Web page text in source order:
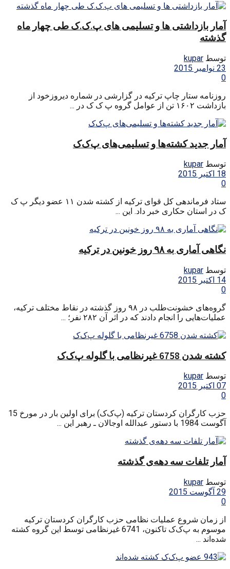
آمار بازداشتی ها و تسلیمی های پ.ک.ک طی چهار ماه
گذشته
توسط kupar
23 نوامبر 2015
0
روزنامه ستار چاپ ترکیه در گزارشی در شماره دیروزخود از
بازداشت ۱۶۰۲ تن از عوامل گروه پ ک ک در ...
آمار جدید کشته‌ها و تسلیمی‌های پ‌ک‌ک
توسط kupar
18 اکتبر 2015
0
ستاد فرماندهی کل قوای ترکیه از کشته شدن ۱۱ عضو دیگر پ ک
ک در استان حکاری خبر داد. این ...
نگاهی آماری به ۹۸ روز خونین در ترکیه
توسط kupar
14 اکتبر 2015
0
گروه‌های خشونت‌طلب در ۹۸ روز گذشته در نقاط مختلف ترکیه،
عملیات‌هایی را انجام دادند که در اثر آن ۲۸۲ نفر؛ ...
کشته شدن 6758 غیرنظامی با گلوله پ‌ک‌ک
توسط kupar
07 اکتبر 2015
0
حزب کارگران کردستان ترکیه (پ‌ک‌ک) برای اولین بار در مورخ 15
آگوست 1984 با دستور عبدالله اوجالان ـ رهبر این ...
آمار تلفات سه دهه‌ی گذشته
توسط kupar
29 آگوست 2015
0
از زمان شروع عملیات نظامی حزب کارگران کردستان ترکیه
موسوم به پ‌ک‌ک تاکنون، 6741 غیرنظامی توسط این گروه کشته
شده‌اند ...